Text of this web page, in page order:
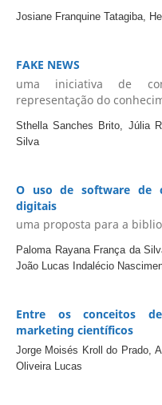
Josiane Franquine Tatagiba,
FAKE NEWS
uma iniciativa de
representação do
Sthella Sanches Brito, Júlia
Silva
O uso de software de
digitais
uma proposta para a
Paloma Rayana França da
João Lucas Indalécio
Entre os conceitos
marketing científicos
Jorge Moisés Kroll do Prado,
Oliveira Lucas